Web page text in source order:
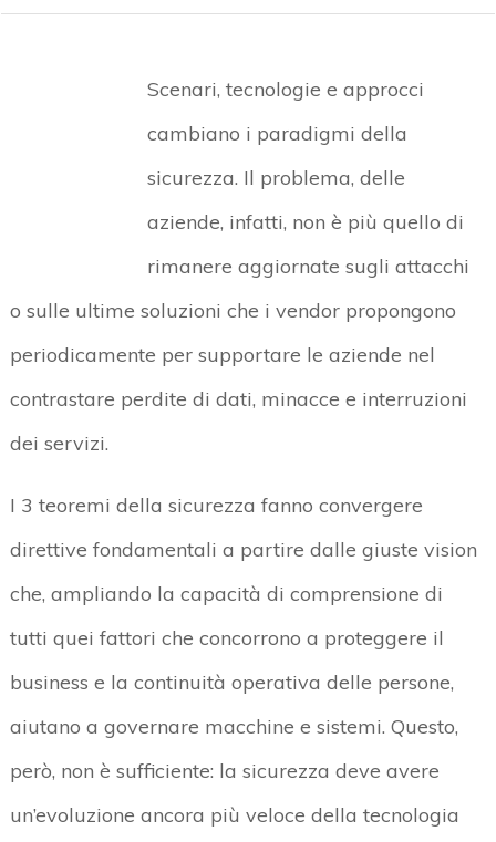
Scenari, tecnologie e approcci
cambiano i paradigmi della
sicurezza. Il problema, delle
aziende, infatti, non è più quello di
rimanere aggiornate sugli attacchi
o sulle ultime soluzioni che i vendor propongono
periodicamente per supportare le aziende nel
contrastare perdite di dati, minacce e interruzioni
dei servizi.
I 3 teoremi della sicurezza fanno convergere
direttive fondamentali a partire dalle giuste vision
che, ampliando la capacità di comprensione di
tutti quei fattori che concorrono a proteggere il
business e la continuità operativa delle persone,
aiutano a governare macchine e sistemi. Questo,
però, non è sufficiente: la sicurezza deve avere
un’evoluzione ancora più veloce della tecnologia